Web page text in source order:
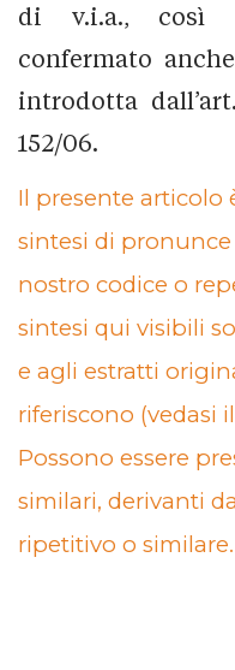
di v.i.a., così
confermato
introdotta
152/06.
Il presente articolo
sintesi di
nostro codice o
sintesi qui visibili
e agli estratti
riferiscono (vedasi
Possono essere
similari, derivanti
ripetitivo o similare.